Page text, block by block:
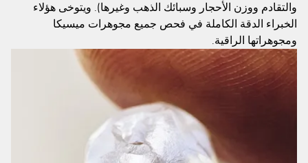
والتقادم ووزن الأحجار وسبائك الذهب وغيرها). ويتوخى هؤلاء
الخبراء الدقة الكاملة في فحص جميع مجوهرات ميسيكا
ومجوهراتها الراقية.